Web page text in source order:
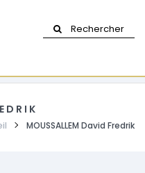
Rechercher
MOUSSALLEM David Fredrik